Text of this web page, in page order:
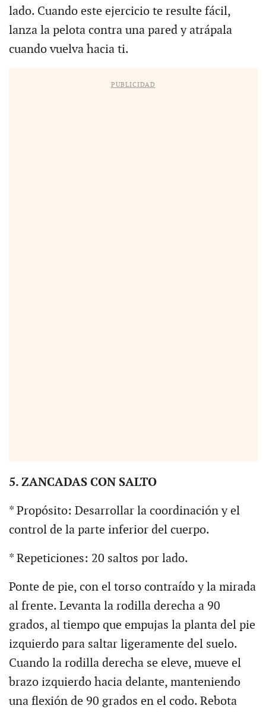
lado. Cuando este ejercicio te resulte fácil,
lanza la pelota contra una pared y atrápala
cuando vuelva hacia ti.
PUBLICIDAD
5. ZANCADAS CON SALTO
* Propósito: Desarrollar la coordinación y el
control de la parte inferior del cuerpo.
* Repeticiones: 20 saltos por lado.
Ponte de pie, con el torso contraído y la mirada
al frente. Levanta la rodilla derecha a 90
grados, al tiempo que empujas la planta del pie
izquierdo para saltar ligeramente del suelo.
Cuando la rodilla derecha se eleve, mueve el
brazo izquierdo hacia delante, manteniendo
una flexión de 90 grados en el codo. Rebota